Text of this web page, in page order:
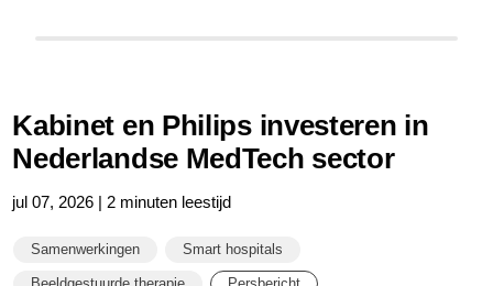
Kabinet en Philips investeren in
Nederlandse MedTech sector
jul 07, 2026 | 2 minuten leestijd
Samenwerkingen Smart hospitals